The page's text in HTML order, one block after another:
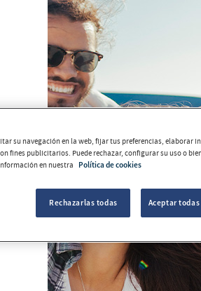
su navegación en la web, fijar tus preferencias, elaborar
fines publicitarios. Puede rechazar, configurar su uso o
en nuestra
Política de cookies
Rechazarlas todas Aceptar